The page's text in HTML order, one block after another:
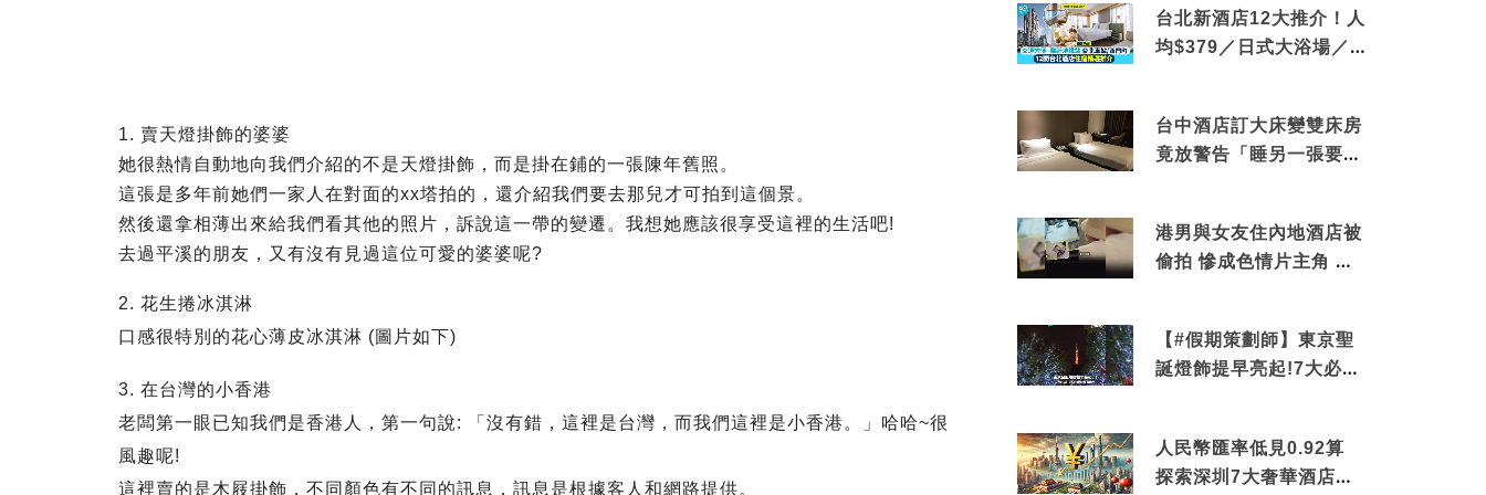
1. 賣天燈掛飾的婆婆
她很熱情自動地向我們介紹的不是天燈掛飾，而是掛在鋪的一張陳年舊照。
這張是多年前她們一家人在對面的xx塔拍的，還介紹我們要去那兒才可拍到這個景。
然後還拿相薄出來給我們看其他的照片，訴說這一帶的變遷。我想她應該很享受這裡的生活吧!
去過平溪的朋友，又有沒有見過這位可愛的婆婆呢?
2. 花生捲冰淇淋
口感很特別的花心薄皮冰淇淋 (圖片如下)
3. 在台灣的小香港
老闆第一眼已知我們是香港人，第一句說: 「沒有錯，這裡是台灣，而我們這裡是小香港。」哈哈~很
風趣呢!
這裡賣的是木屐掛飾，不同顏色有不同的訊息，訊息是根據客人和網路提供。
台北新酒店12大推介！人
均$379／日式大浴場／1
台中酒店訂大床變雙床房
竟放警告「睡另一張要加
港男與女友住內地酒店被
偷拍 慘成色情片主角 鏡
【#假期策劃師】東京聖
誕燈飾提早亮起!7大必去
人民幣匯率低見0.92算
探索深圳7大奢華酒店體